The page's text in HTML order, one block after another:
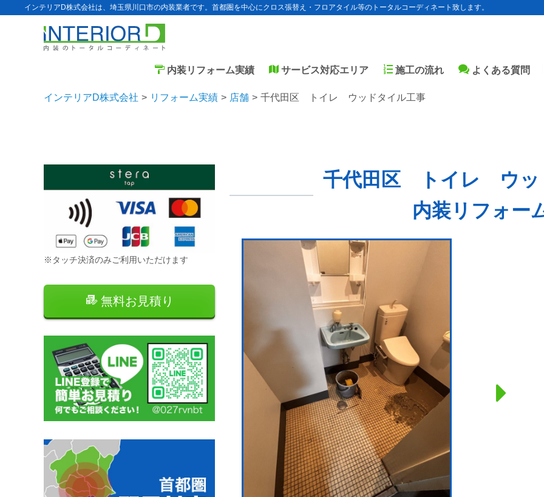
インテリアD株式会社は、埼玉県川口市の内装業者です。首都圏を中心にクロス張替え・フロアタイル等のトータルコーディネート致します。
内装リフォーム実績 サービス対応エリア 施工の流れ よくある質問
インテリアD株式会社 リフォーム実績 店舗 千代田区 トイレ ウッドタイル工事
千代田区 トイレ ウッ
内装リフォー
※タッチ決済のみご利用いただけます
無料お見積り